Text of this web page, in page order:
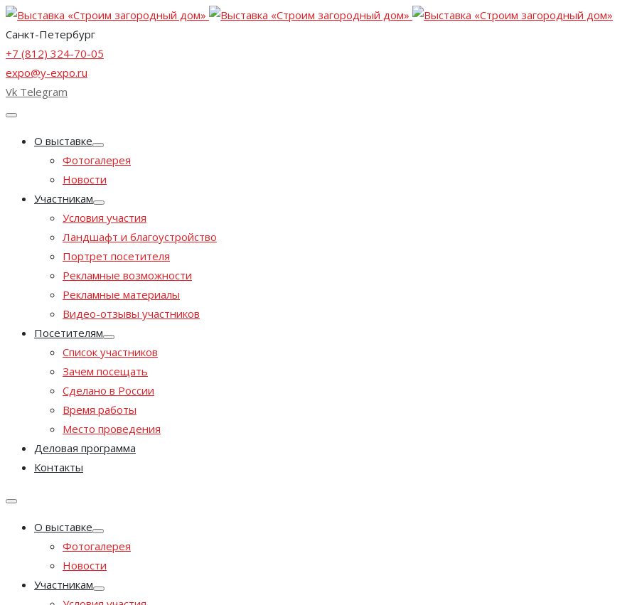
Санкт-Петербург
+7 (812) 324-70-05
expo@y-expo.ru
Vk Telegram
О выставке
Фотогалерея
Новости
Участникам
Условия участия
Ландшафт и благоустройство
Портрет посетителя
Рекламные возможности
Рекламные материалы
Видео-отзывы участников
Посетителям
Список участников
Зачем посещать
Сделано в России
Время работы
Место проведения
Деловая программа
Контакты
О выставке
Фотогалерея
Новости
Участникам